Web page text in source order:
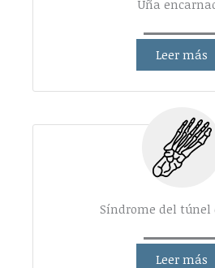
Uña
Leer más
Síndrome del túnel
Leer más